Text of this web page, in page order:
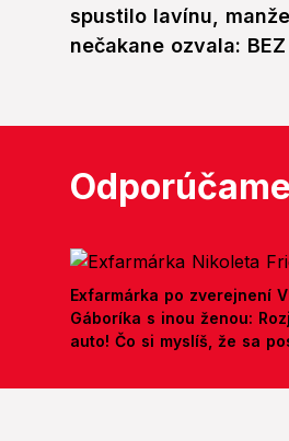
spustilo lavínu,
nečakane ozvala: BEZ
Odporúčame
Exfarmárka po zverejnení
Gáboríka s inou ženou:
auto! Čo si myslíš, že sa